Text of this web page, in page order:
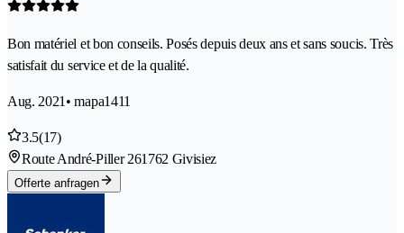
Bon matériel et bon conseils. Posés depuis deux ans et sans soucis. Très
satisfait du service et de la qualité.
Aug. 2021 • mapa1411
3.5(17)
Route André-Piller 261762 Givisiez
Offerte anfragen